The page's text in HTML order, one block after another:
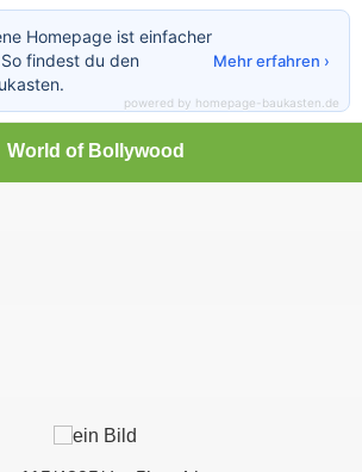
World of Bollywood
Homepage ist einfacher
findest du den
Mehr erfahren ›
powered by homepage-baukasten.de